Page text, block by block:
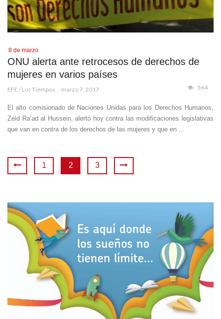
8 de marzo
ONU alerta ante retrocesos de derechos de
mujeres en varios países
EFE / Los Tiempos marzo 7, 2017 564
El alto comisionado de Naciones Unidas para los Derechos Humanos,
Zeid Ra’ad al Hussein, alertó hoy contra las modificaciones legislativas
que van en contra de los derechos de las mujeres y que en ...
1 2 3